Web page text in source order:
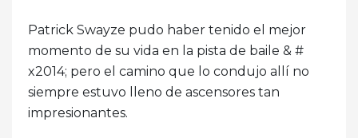
Patrick Swayze pudo haber tenido el mejor
momento de su vida en la pista de baile & #
x2014; pero el camino que lo condujo allí no
siempre estuvo lleno de ascensores tan
impresionantes.